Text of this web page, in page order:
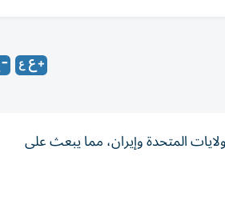
‌المتحدة وإيران، مما ⁠يبعث على